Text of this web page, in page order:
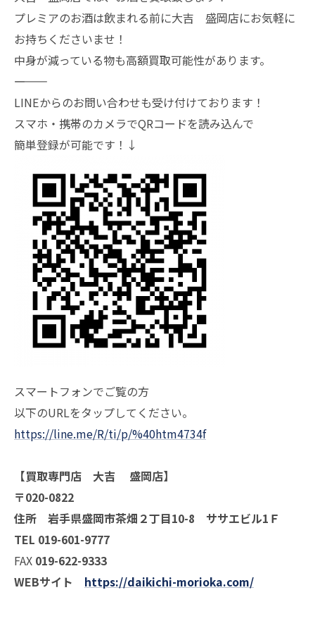
プレミアのお酒は飲まれる前に大吉 盛岡店にお気軽に
お持ちくださいませ！
中身が減っている物も高額買取可能性があります。
―――――――
LINEからのお問い合わせも受け付けております！
スマホ・携帯のカメラでQRコードを読み込んで
簡単登録が可能です！↓
スマートフォンでご覧の方
以下のURLをタップしてください。
https://line.me/R/ti/p/%40htm4734f
【買取専門店 大吉 盛岡店】
〒020-0822
住所 岩手県盛岡市茶畑２丁目10-8 ササエビル1Ｆ
TEL 019-601-9777
FAX 019-622-9333
WEBサイト https://daikichi-morioka.com/